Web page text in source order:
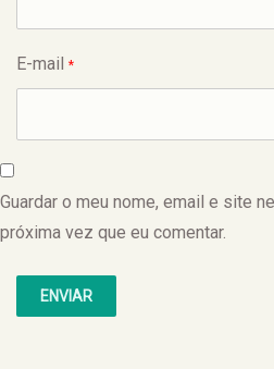
E-mail *
Guardar o meu nome, email e site
próxima vez que eu comentar.